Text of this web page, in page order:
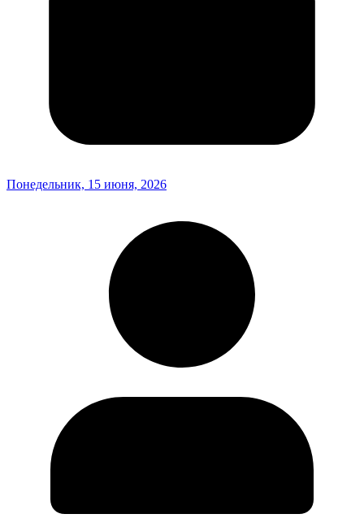
Понедельник, 15 июня, 2026